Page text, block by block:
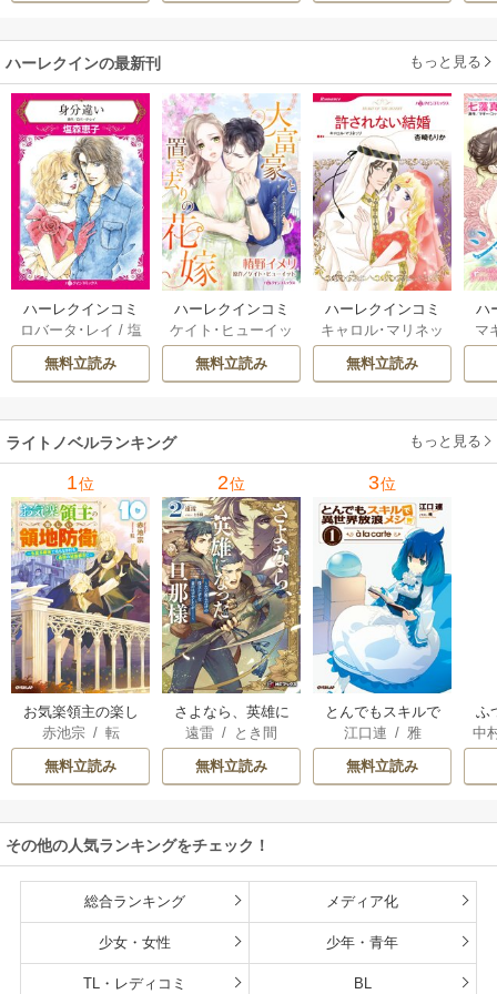
ハーレクインの最新刊 もっと見る
ハーレクインコミ
ックス セット 202
6年 vol.1210 1巻
ロバータ･レイ / 塩
森恵子/ケイトリ
ン･クルーズ/高倉
ウィルクス/小林博
美/キャロル･マリ
ネッリ/緒形裕美
無料立読み
ハーレクインコミ
ックス セット 202
6年 vol.1148 1巻
ケイト･ヒューイッ
ト/椿野イメリ/ニ
コル･バーナム
ヒングル/秋乃なな
無料立読み
ハーレクインコミ
ックス セット 202
6年 vol.1095 1巻
キャロル･マリネッ
リ/杏崎もりか/キ
ャロライン･ジャン
無料立読み
ハ
ッ
マ
七
ライトノベルランキング もっと見る
1位
お気楽領主の楽し
い領地防衛
赤池宗/ 転
無料立読み
2位
さよなら、英雄に
なった旦那様 ～た
だ祈るだけの役立
たずな妻のはずで
遠雷 / とき間
無料立読み
3位
とんでもスキルで
異世界放浪メシ
江口連 / 雅
無料立読み
ふ
中
その他の人気ランキングをチェック！
総合ランキング メディア化
少女・女性 少年・青年
TL・レディコミ BL